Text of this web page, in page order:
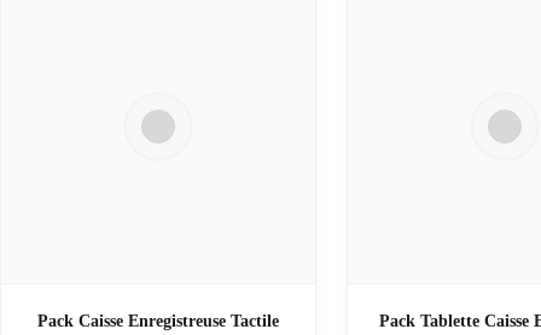
Pack Caisse Enregistreuse Tactile
Pack Tablette Caisse